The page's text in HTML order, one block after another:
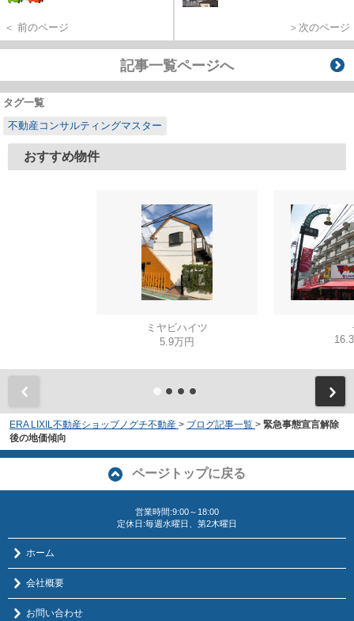
＜ 前のページ ＞次のページ
記事一覧ページへ
タグ一覧
不動産コンサルティングマスター
おすすめ物件
ミヤビハイツ
5.9万円
ERA LIXIL不動産ショップノグチ不動産 > ブログ記事一覧 > 緊急事態宣言解除
後の地価傾向
ページトップに戻る
営業時間:9:00～18:00
定休日:毎週水曜日、第2木曜日
ホーム
会社概要
お問い合わせ